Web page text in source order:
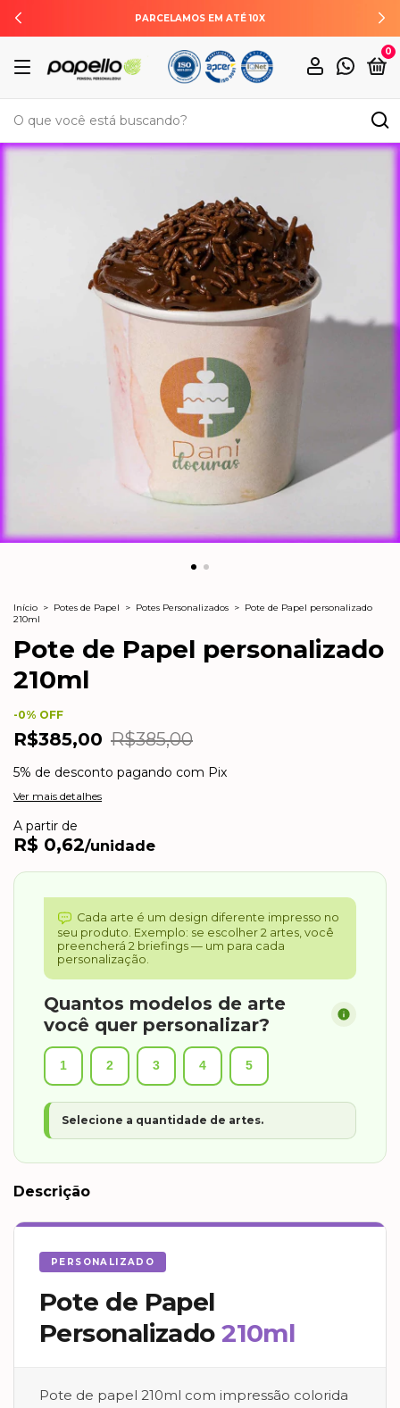
ENTREGAMOS PARA TODO O BRASIL
0
Início > Potes de Papel > Potes Personalizados > Pote de Papel personalizado
210ml
Pote de Papel personalizado
210ml
-0% OFF
R$385,00 R$385,00
5% de desconto pagando com Pix
Ver mais detalhes
A partir de
R$ 0,62/unidade
Cada arte é um design diferente impresso no
seu produto. Exemplo: se escolher 2 artes, você
preencherá 2 briefings — um para cada
personalização.
Quantos modelos de arte
você quer personalizar?
1 2 3 4 5
Selecione a quantidade de artes.
Descrição
PERSONALIZADO
Pote de Papel
Personalizado210ml
Pote de papel 210ml com impressão colorida